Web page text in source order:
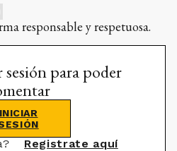
responsable y respetuosa.
para poder
INICIAR
Registrate aquí